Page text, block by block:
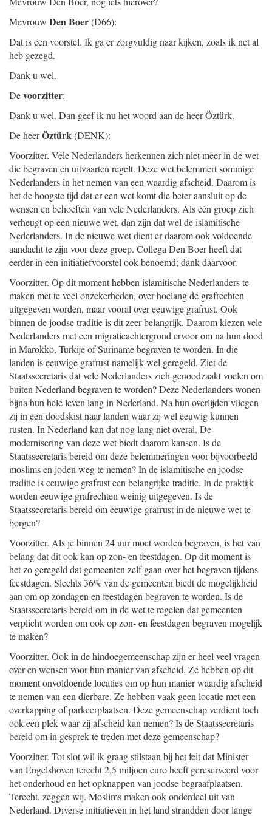
Mevrouw Den Boer(D66):
Dat is een voorstel. Ik ga er zorgvuldig naar kijken, zoals ik net al
heb gezegd.
Dank u wel.
Devoorzitter:
Dank u wel. Dan geef ik nu het woord aan de heer Öztürk.
De heerÖztürk(DENK):
Voorzitter. Vele Nederlanders herkennen zich niet meer in de wet
die begraven en uitvaarten regelt. Deze wet belemmert sommige
Nederlanders in het nemen van een waardig afscheid. Daarom is
het de hoogste tijd dat er een wet komt die beter aansluit op de
wensen en behoeften van vele Nederlanders. Als één groep zich
verheugt op een nieuwe wet, dan zijn dat wel de islamitische
Nederlanders. In de nieuwe wet dient er daarom ook voldoende
aandacht te zijn voor deze groep. Collega Den Boer heeft dat
eerder in een initiatiefvoorstel ook benoemd; dank daarvoor.
Voorzitter. Op dit moment hebben islamitische Nederlanders te
maken met te veel onzekerheden, over hoelang de grafrechten
uitgegeven worden, maar vooral over eeuwige grafrust. Ook
binnen de joodse traditie is dit zeer belangrijk. Daarom kiezen vele
Nederlanders met een migratieachtergrond ervoor om na hun dood
in Marokko, Turkije of Suriname begraven te worden. In die
landen is eeuwige grafrust namelijk wel geregeld. Ziet de
Staatssecretaris dat vele Nederlanders zich genoodzaakt voelen om
buiten Nederland begraven te worden? Deze Nederlanders wonen
bijna hun hele leven lang in Nederland. Na hun overlijden vliegen
zij in een doodskist naar landen waar zij wel eeuwig kunnen
rusten. In Nederland kan dat nog lang niet overal. De
modernisering van deze wet biedt daarom kansen. Is de
Staatssecretaris bereid om deze belemmeringen voor bijvoorbeeld
moslims en joden weg te nemen? In de islamitische en joodse
traditie is eeuwige grafrust een belangrijke traditie. In de praktijk
worden eeuwige grafrechten weinig uitgegeven. Is de
Staatssecretaris bereid om eeuwige grafrust in de nieuwe wet te
borgen?
Voorzitter. Als je binnen 24 uur moet worden begraven, is het van
belang dat dit ook kan op zon- en feestdagen. Op dit moment is
het zo geregeld dat gemeenten zelf gaan over het begraven tijdens
feestdagen. Slechts 36% van de gemeenten biedt de mogelijkheid
aan om op zondagen en feestdagen begraven te worden. Is de
Staatssecretaris bereid om in de wet te regelen dat gemeenten
verplicht worden om ook op zon- en feestdagen begraven mogelijk
te maken?
Voorzitter. Ook in de hindoegemeenschap zijn er heel veel vragen
over en wensen voor hun manier van afscheid. Ze hebben op dit
moment onvoldoende locaties om op hun manier waardig afscheid
te nemen van een dierbare. Ze hebben vaak geen locatie met een
overkapping of parkeerplaatsen. Deze gemeenschap verdient toch
ook een plek waar zij afscheid kan nemen? Is de Staatssecretaris
bereid om in gesprek te treden met deze gemeenschap?
Voorzitter. Tot slot wil ik graag stilstaan bij het feit dat Minister
van Engelshoven terecht 2,5 miljoen euro heeft gereserveerd voor
het onderhoud en het opknappen van joodse begraafplaatsen.
Terecht, zeggen wij. Moslims maken ook onderdeel uit van
Nederland. Diverse initiatieven in het land strandden door lange